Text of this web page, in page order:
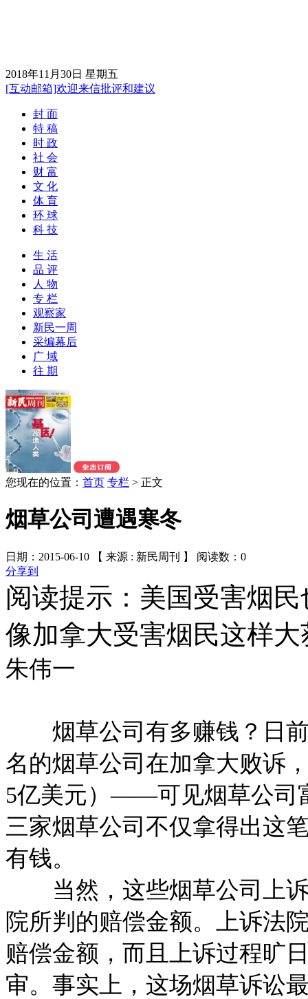
2018年11月30日 星期五
[互动邮箱]欢迎来信批评和建议
封 面
特 稿
时 政
社 会
财 富
文 化
体 育
环 球
科 技
生 活
品 评
人 物
专 栏
观察家
新民一周
采编幕后
广 域
往 期
您现在的位置： 首页 专栏 > 正文
烟草公司遭遇寒冬
日期：2015-06-10 【 来源 : 新民周刊 】 阅读数： 0
分享到
阅读提示：美国受害烟
像加拿大受害烟民这样
朱伟一
烟草公司有多赚钱？日前
名的烟草公司在加拿大败诉
5亿美元）——可见烟草公司
三家烟草公司不仅拿得出这
有钱。
当然，这些烟草公司上诉
院所判的赔偿金额。上诉法
赔偿金额，而且上诉过程旷
审。事实上，这场烟草诉讼